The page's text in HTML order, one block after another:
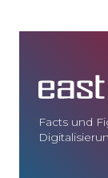
Facts und